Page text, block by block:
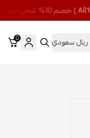
ريال سعودي 0